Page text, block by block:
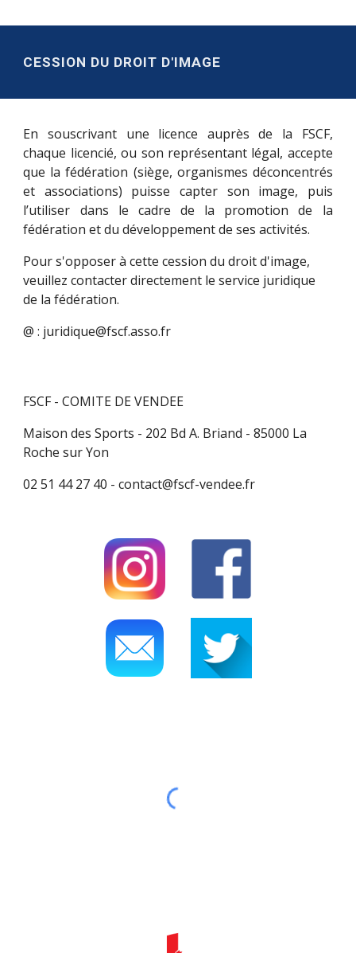
CESSION DU DROIT D'IMAGE
En souscrivant une licence auprès de la FSCF,
chaque licencié, ou son représentant légal, accepte
que la fédération (siège, organismes déconcentrés
et associations) puisse capter son image, puis
l’utiliser dans le cadre de la promotion de la
fédération et du développement de ses activités.
Pour s'opposer à cette cession du droit d'image,
veuillez contacter directement le service juridique
de la fédération.
@ : juridique@fscf.asso.fr
FSCF - COMITE DE VENDEE
Maison des Sports - 202 Bd A. Briand - 85000 La
Roche sur Yon
02 51 44 27 40 - contact@fscf-vendee.fr